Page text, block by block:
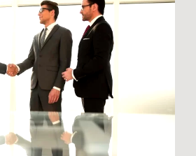
una serie de buenas
metodologías.